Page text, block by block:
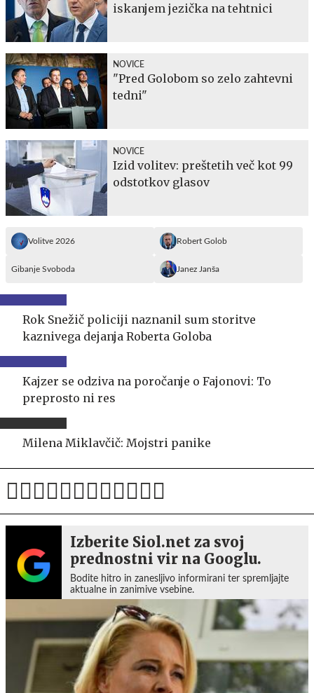
iskanjem jezička na tehtnici
NOVICE
"Pred Golobom so zelo zahtevni
tedni"
NOVICE
Izid volitev: preštetih več kot 99
odstotkov glasov
Volitve 2026 Robert Golob
Gibanje Svoboda Janez Janša
Rok Snežič policiji naznanil sum storitve
kaznivega dejanja Roberta Goloba
Kajzer se odziva na poročanje o Fajonovi: To
preprosto ni res
Milena Miklavčič: Mojstri panike
Izberite Siol.net za svoj
prednostni vir na Googlu.
Bodite hitro in zanesljivo informirani ter spremljajte
aktualne in zanimive vsebine.